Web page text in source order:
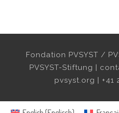
Fondation PVSYST /
PVSYST-Stiftung |
pvsyst.org | +41